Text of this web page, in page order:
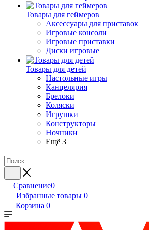
Товары для геймеров
Аксессуары для приставок
Игровые консоли
Игровые приставки
Диски игровые
Товары для детей
Настольные игры
Канцелярия
Брелоки
Коляски
Игрушки
Конструкторы
Ночники
Ещё 3
Сравнение0
Избранные товары 0
Корзина 0